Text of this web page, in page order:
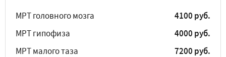
МРТ головного мозга
4100 руб.
МРТ гипофиза
4000 руб.
МРТ малого таза
7200 руб.